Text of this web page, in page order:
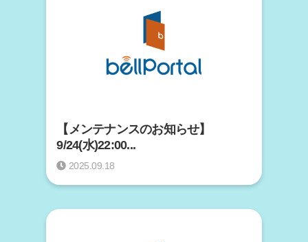
【メンテナンスのお知らせ】
9/24(水)22:00...
2025.09.18